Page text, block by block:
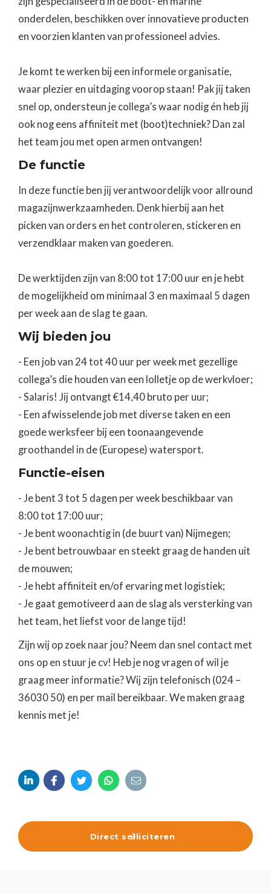
onderdelen, beschikken over innovatieve producten
en voorzien klanten van professioneel advies.
Je komt te werken bij een informele organisatie,
waar plezier en uitdaging voorop staan! Pak jij taken
snel op, ondersteun je collega’s waar nodig én heb jij
ook nog eens affiniteit met (boot)techniek? Dan zal
het team jou met open armen ontvangen!
De functie
In deze functie ben jij verantwoordelijk voor allround
magazijnwerkzaamheden. Denk hierbij aan het
picken van orders en het controleren, stickeren en
verzendklaar maken van goederen.
De werktijden zijn van 8:00 tot 17:00 uur en je hebt
de mogelijkheid om minimaal 3 en maximaal 5 dagen
per week aan de slag te gaan.
Wij bieden jou
- Een job van 24 tot 40 uur per week met gezellige
collega’s die houden van een lolletje op de werkvloer;
- Salaris! Jij ontvangt €14,40 bruto per uur;
- Een afwisselende job met diverse taken en een
goede werksfeer bij een toonaangevende
groothandel in de (Europese) watersport.
Functie-eisen
- Je bent 3 tot 5 dagen per week beschikbaar van
8:00 tot 17:00 uur;
- Je bent woonachtig in (de buurt van) Nijmegen;
- Je bent betrouwbaar en steekt graag de handen uit
de mouwen;
- Je hebt affiniteit en/of ervaring met logistiek;
- Je gaat gemotiveerd aan de slag als versterking van
het team, het liefst voor de lange tijd!
Zijn wij op zoek naar jou? Neem dan snel contact met
ons op en stuur je cv! Heb je nog vragen of wil je
graag meer informatie? Wij zijn telefonisch (024 –
36030 50) en per mail bereikbaar. We maken graag
kennis met je!
    
Direct solliciteren
